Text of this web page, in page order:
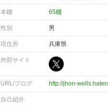
本棚 65棚
性別 男
現住所 兵庫県
外部サイト
URL/ブログ http://jhon-
自己紹介